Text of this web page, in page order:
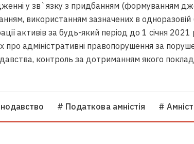
у зв`язку з придбанням (формуванням
використанням зазначених в одноразовій
активів за будь-який період до 1 січня
про адміністративні правопорушення за
контроль за дотриманням якого
# Податкова амністія #